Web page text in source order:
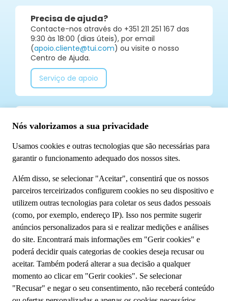
Precisa de ajuda?
Contacte-nos através do +351 211 251 167 das
9:30 às 18:00 (dias úteis), por email
(apoio.cliente@tui.com) ou visite o nosso
Centro de Ajuda.
Serviço de apoio
perca todas as nossas novidades!
Conheça-nos
Sobre o Grupo TUI
Sustentabilidade
A minha reserva
Fale Connosco
Política de privacidade
Cookies
Termos e condições
Condições gerais